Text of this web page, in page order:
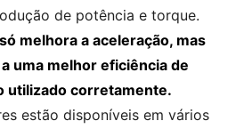
de potência e torque.
melhora a aceleração, mas
uma melhor eficiência de
utilizado corretamente.
estão disponíveis em vários